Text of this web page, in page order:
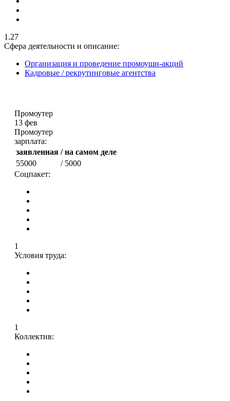
1.27
Сфера деятельности и описание:
Организация и проведение промоушн-акций
Кадровые / рекрутинговые агентства
Промоутер
13 фев
Промоутер
зарплата:
заявленная / на самом деле
55000
/ 5000
Соцпакет:
1
Условия труда:
1
Коллектив: